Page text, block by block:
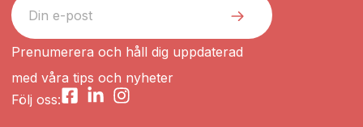
Prenumerera och håll dig uppdaterad
med våra tips och nyheter
Följ oss: